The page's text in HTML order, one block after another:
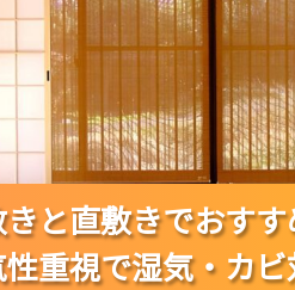
と直敷きでおす
重視で湿気・カ
と直敷きでおす
重視で湿気・カ
と直敷きでおす
重視で湿気・カ